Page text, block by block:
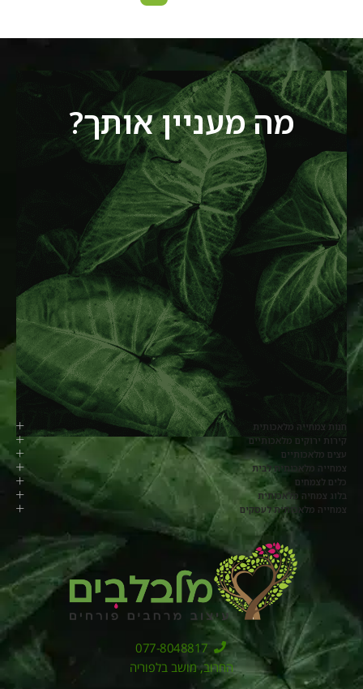
מה מעניין אותך?
חנות צמחייה מלאכותית
קירות ירוקים מלאכותיים
עצים מלאכותיים
צמחייה מלאכותית לבית
כלים לצמחים
בלוג צמחיה מלאכותית
צמחייה מלאכותית לעסקים
077-8048817
החרוב, מושב בלפוריה